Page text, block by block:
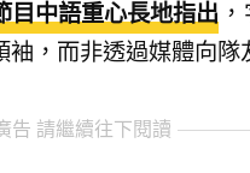
中語重心長地指出
，而非透過媒體向隊
告 請繼續往下閱讀